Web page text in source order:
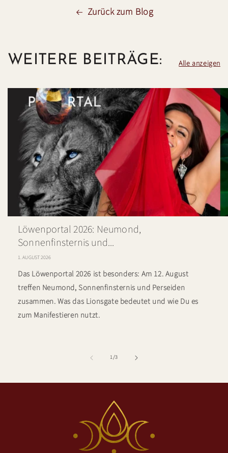
Zurück zum Blog
WEITERE BEITRÄGE: Alle anzeigen
Löwenportal 2026: Neumond,
Sonnenfinsternis und...
1. AUGUST 2026
Das Löwenportal 2026 ist besonders: Am 12. August
treffen Neumond, Sonnenfinsternis und Perseiden
zusammen. Was das Lionsgate bedeutet und wie Du es
zum Manifestieren nutzt.
1/von
3